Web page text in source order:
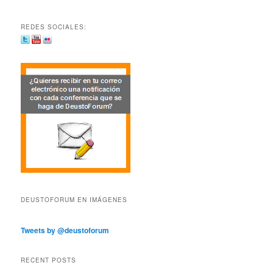
REDES SOCIALES:
DEUSTOFORUM EN IMÁGENES
Tweets by @deustoforum
RECENT POSTS